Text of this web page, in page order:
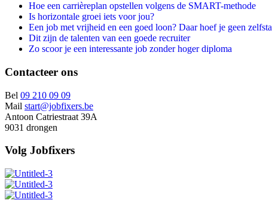
Hoe een carrièreplan opstellen volgens de SMART-methode
Is horizontale groei iets voor jou?
Een job met vrijheid en een goed loon? Daar hoef je geen
Dit zijn de talenten van een goede recruiter
Zo scoor je een interessante job zonder hoger diploma
Contacteer ons
Bel 09 210 09 09
Mail start@jobfixers.be
Antoon Catriestraat 39A
9031 drongen
Volg Jobfixers